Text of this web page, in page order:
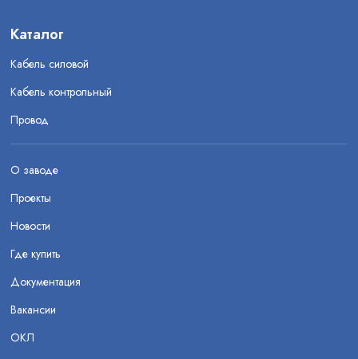
Каталог
Кабель силовой
Кабель контрольный
Провод
О заводе
Проекты
Новости
Где купить
Документация
Вакансии
ОКЛ